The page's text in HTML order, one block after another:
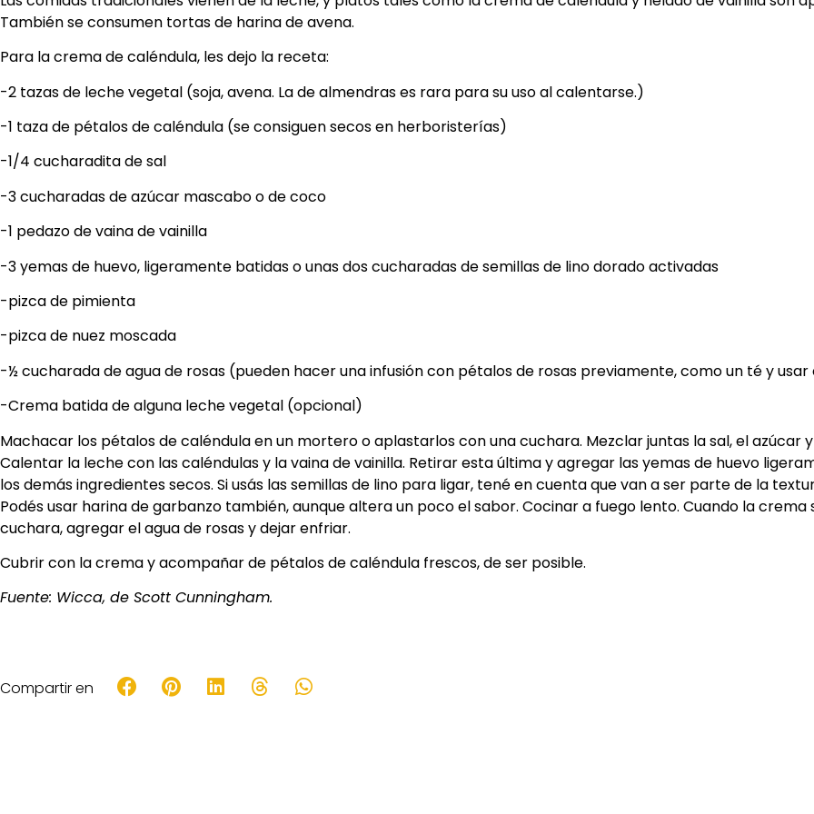
También se consumen tortas de harina de avena.
Para la crema de caléndula, les dejo la receta:
-2 tazas de leche vegetal (soja, avena. La de almendras es rara para su uso al calentarse.)
-1 taza de pétalos de caléndula (se consiguen secos en herboristerías)
-1/4 cucharadita de sal
-3 cucharadas de azúcar mascabo o de coco
-1 pedazo de vaina de vainilla
-3 yemas de huevo, ligeramente batidas o unas dos cucharadas de semillas de lino dorado activadas
-pizca de pimienta
-pizca de nuez moscada
-½ cucharada de agua de rosas (pueden hacer una infusión con pétalos de rosas previamente, como un té y usar
-Crema batida de alguna leche vegetal (opcional)
Machacar los pétalos de caléndula en un mortero o aplastarlos con una cuchara. Mezclar juntas la sal, el azúcar
Calentar la leche con las caléndulas y la vaina de vainilla. Retirar esta última y agregar las yemas de huevo
los demás ingredientes secos. Si usás las semillas de lino para ligar, tené en cuenta que van a ser parte de la
Podés usar harina de garbanzo también, aunque altera un poco el sabor. Cocinar a fuego lento. Cuando la crema
cuchara, agregar el agua de rosas y dejar enfriar.
Cubrir con la crema y acompañar de pétalos de caléndula frescos, de ser posible.
Fuente: Wicca, de Scott Cunningham.
Compartir en